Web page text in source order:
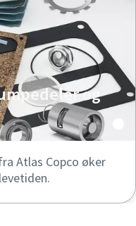
og
Atlas Copco øker